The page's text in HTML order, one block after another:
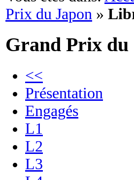
Prix du Japon »
Grand Prix du
<<
Présentation
Engagés
L1
L2
L3